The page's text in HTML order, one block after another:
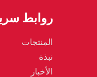
روابط
المنتجات
نبذة
الأخبار